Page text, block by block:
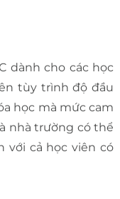
dành cho các học
tùy trình độ đầu
học mà mức cam
nhà trường có thể
với cả học viên có